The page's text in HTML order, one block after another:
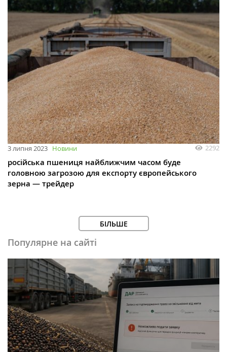
3 липня 2023 Новини 2292
російська пшениця найближчим часом буде
головною загрозою для експорту європейського
зерна — трейдер
БІЛЬШЕ
Популярне на сайті